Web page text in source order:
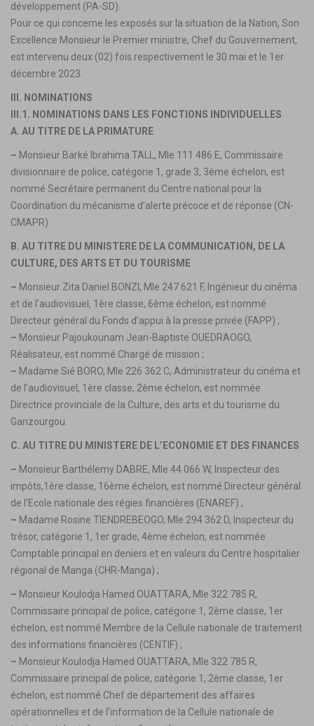
développement (PA-SD).
Pour ce qui concerne les exposés sur la situation de la Nation, Son
Excellence Monsieur le Premier ministre, Chef du Gouvernement,
est intervenu deux (02) fois respectivement le 30 mai et le 1er
décembre 2023.
III. NOMINATIONS
III.1. NOMINATIONS DANS LES FONCTIONS INDIVIDUELLES
A. AU TITRE DE LA PRIMATURE
– Monsieur Barké Ibrahima TALL, Mle 111 486 E, Commissaire
divisionnaire de police, catégorie 1, grade 3, 3ème échelon, est
nommé Secrétaire permanent du Centre national pour la
Coordination du mécanisme d’alerte précoce et de réponse (CN-
CMAPR).
B. AU TITRE DU MINISTERE DE LA COMMUNICATION, DE LA
CULTURE, DES ARTS ET DU TOURISME
– Monsieur Zita Daniel BONZI, Mle 247 621 F, Ingénieur du cinéma
et de l’audiovisuel, 1ère classe, 6ème échelon, est nommé
Directeur général du Fonds d’appui à la presse privée (FAPP) ;
– Monsieur Pajoukounam Jean-Baptiste OUEDRAOGO,
Réalisateur, est nommé Chargé de mission ;
– Madame Sié BORO, Mle 226 362 C, Administrateur du cinéma et
de l’audiovisuel, 1ère classe, 2ème échelon, est nommée
Directrice provinciale de la Culture, des arts et du tourisme du
Ganzourgou.
C. AU TITRE DU MINISTERE DE L’ECONOMIE ET DES FINANCES
– Monsieur Barthélemy DABRE, Mle 44 066 W, Inspecteur des
impôts,1ère classe, 16ème échelon, est nommé Directeur général
de l’Ecole nationale des régies financières (ENAREF) ;
– Madame Rosine TIENDREBEOGO, Mle 294 362 D, Inspecteur du
trésor, catégorie 1, 1er grade, 4ème échelon, est nommée
Comptable principal en deniers et en valeurs du Centre hospitalier
régional de Manga (CHR-Manga) ;
– Monsieur Koulodja Hamed OUATTARA, Mle 322 785 R,
Commissaire principal de police, catégorie 1, 2ème classe, 1er
échelon, est nommé Membre de la Cellule nationale de traitement
des informations financières (CENTIF) ;
– Monsieur Koulodja Hamed OUATTARA, Mle 322 785 R,
Commissaire principal de police, catégorie 1, 2ème classe, 1er
échelon, est nommé Chef de département des affaires
opérationnelles et de l’information de la Cellule nationale de